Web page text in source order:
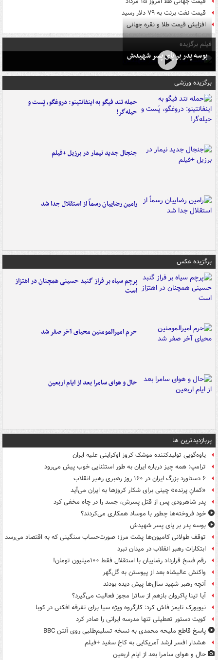
قیمت نفت برنت به ۷۹ دلار رسید
افزایش قیمت طلا و نقره جهانی
فیلم برگزیده
بوسه‌ پدر بر پای پسر شهیدش
برگزیده ورزشی
حمله تند فیگو به اینفانتینو: دروغگو، پَست‌ و
حیله‌گر!
جنجال جدید نیمار در برزیل +فیلم
رامین رضاییان رسماً از استقلال جدا شد
برگزیده عکس
پرچم سیاه بر فراز گنبد حسینی همچنان در اهتزاز
است
حرم امیرالمومنین محیای آخر صفر شد
حال و هوای سامرا بعد از ایام اربعین
پربازدیدترین ها
یاوه‌گویی تولیدکننده موشک کروز اوکراینی علیه ایران
ترامپ: همه چیز درباره ایران به طور استثنایی خوب پیش می‌رود
۶ دستاورد بزرگ ایران در ۱۶۰ روز رهبری رهبر انقلاب
«کمانِ پرنده» چینی برای شکار کروزها به ایران می‌آید
پدر شاهرودی پس از قتل پسرش، جسد را در چاه مخفی کرد
خود فروخته‌ها چطور با موساد همکاری می‌کردند؟
بوسه‌ پدر بر پای پسر شهیدش
توقف طولانی کامیون‌ها پشت مرز؛ صورت‌حساب سنگینی که به اقتصاد می‌رسد
ابتکارات رهبر انقلاب در میدان نبرد
رقم فسخ قرارداد رضاییان با استقلال فقط ۱۰۰میلیون تومان!
واکنش عالیشاه بعد از پیوستن به گل‌گهر
آنچه رهبر شهید سال‌ها پیش دیده بودند
آیا تینا پاکروان بازهم از ساترا مجوز فعالیت می‌گیرد؟
نیویورک تایمز فاش کرد: کارگروه ویژه سیا برای تفرقه افکنی در کوبا
کویت دستور تعطیلی تنها مدرسه ایرانی را صادر کرد
پاسخ قاطع ملیحه محمدی به نسخه تسلیم‌طلبی روی آنتن BBC
هشدار افسر ارشد آمریکایی به کاخ سفید +فیلم
حال و هوای سامرا بعد از ایام اربعین